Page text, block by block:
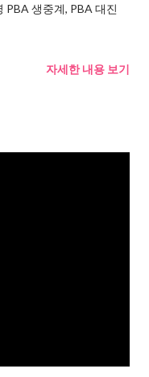
PBA 생중계, PBA 대진
자세한 내용 보기